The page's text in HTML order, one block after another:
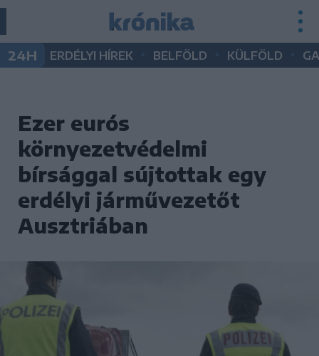
24H ERDÉLYI HÍREK BELFÖLD KÜLFÖLD
Ezer eurós
környezetvédelmi
bírsággal sújtottak egy
erdélyi járművezetőt
Ausztriában